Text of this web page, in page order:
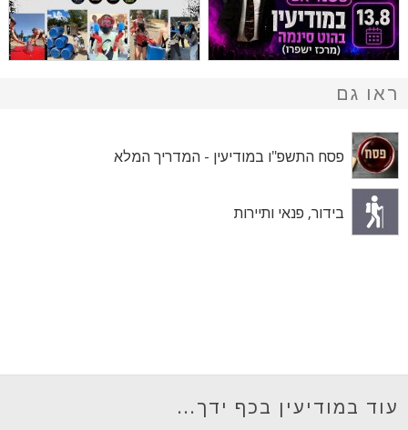
ראו גם
פסח התשפ"ו במודיעין - המדריך המלא
בידור, פנאי ותיירות
עוד במודיעין בכף ידך...